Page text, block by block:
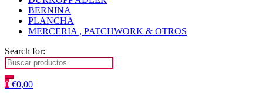
BERNINA
PLANCHA
MERCERIA , PATCHWORK & OTROS
Search for:
0 €0,00